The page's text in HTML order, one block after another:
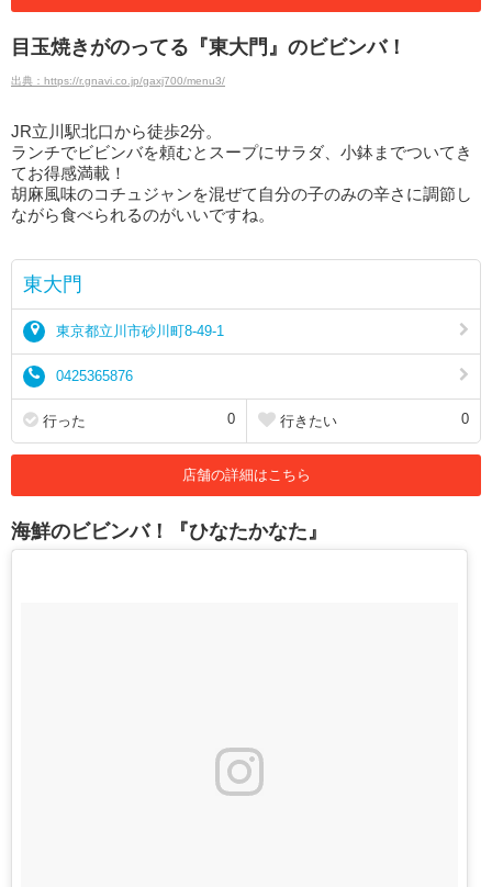
目玉焼きがのってる『東大門』のビビンバ！
出典：https://r.gnavi.co.jp/gaxj700/menu3/
JR立川駅北口から徒歩2分。
ランチでビビンバを頼むとスープにサラダ、小鉢までついてき
てお得感満載！
胡麻風味のコチュジャンを混ぜて自分の子のみの辛さに調節し
ながら食べられるのがいいですね。
東大門
東京都立川市砂川町8-49-1
0425365876
行った 0 行きたい 0
店舗の詳細はこちら
海鮮のビビンバ！『ひなたかなた』